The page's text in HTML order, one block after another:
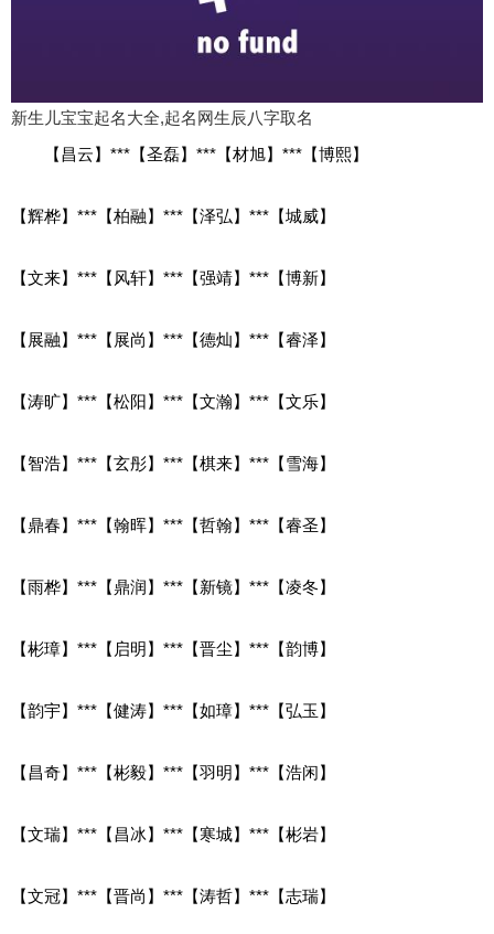
新生儿宝宝起名大全,起名网生辰八字取名
【昌云】***【圣磊】***【材旭】***【博熙】
【辉桦】***【柏融】***【泽弘】***【城威】
【文来】***【风轩】***【强靖】***【博新】
【展融】***【展尚】***【德灿】***【睿泽】
【涛旷】***【松阳】***【文瀚】***【文乐】
【智浩】***【玄彤】***【棋来】***【雪海】
【鼎春】***【翰晖】***【哲翰】***【睿圣】
【雨桦】***【鼎润】***【新镜】***【凌冬】
【彬璋】***【启明】***【晋尘】***【韵博】
【韵宇】***【健涛】***【如璋】***【弘玉】
【昌奇】***【彬毅】***【羽明】***【浩闲】
【文瑞】***【昌冰】***【寒城】***【彬岩】
【文冠】***【晋尚】***【涛哲】***【志瑞】